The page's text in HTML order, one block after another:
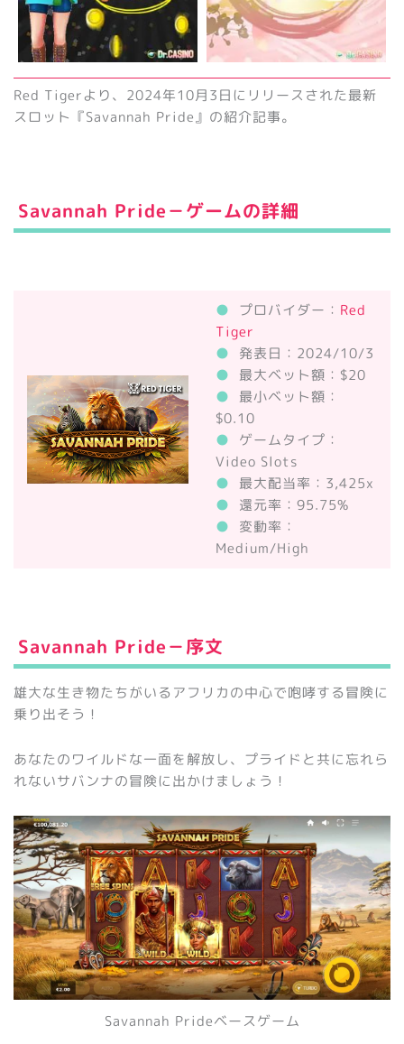
Red Tigerより、2024年10月3日にリリースされた最新
スロット『Savannah Pride』の紹介記事。
Savannah Pride－ゲームの詳細
● プロバイダー： Red
Tiger
●
発表日：2024/10/3
●
最大ベット額：$20
●
最小ベット額：
$0.10
●
ゲームタイプ：
Video Slots
●
最大配当率：3,425x
●
還元率：95.75%
●
変動率：
Medium/High
Savannah Pride－序文
雄大な生き物たちがいるアフリカの中心で咆哮する冒険に
乗り出そう！
あなたのワイルドな一面を解放し、プライドと共に忘れら
れないサバンナの冒険に出かけましょう！
Savannah Prideベースゲーム